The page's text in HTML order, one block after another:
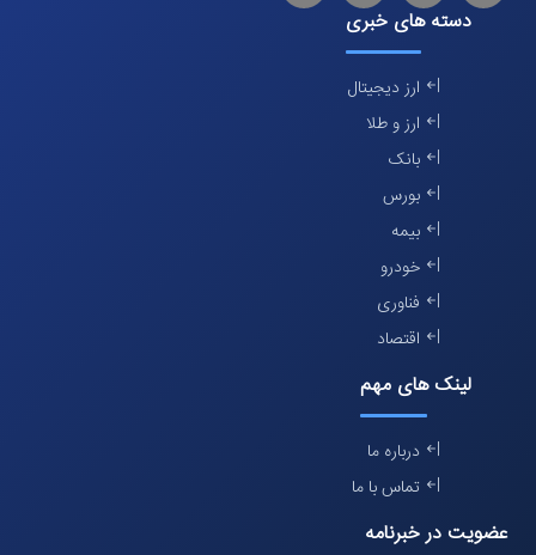
دسته های خبری
ارز دیجیتال
ارز و طلا
بانک
بورس
بیمه
خودرو
فناوری
اقتصاد
لینک های مهم
درباره ما
تماس با ما
عضویت در خبرنامه